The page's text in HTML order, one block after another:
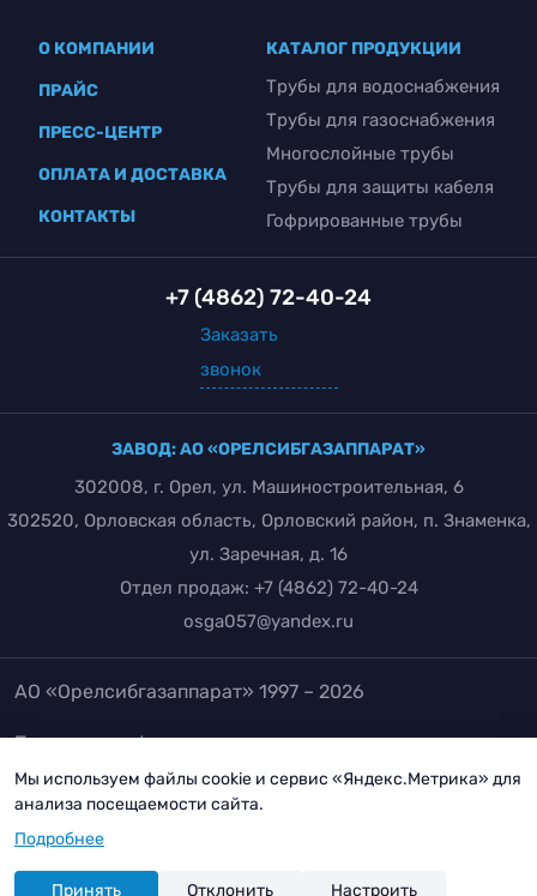
О КОМПАНИИ
ПРАЙС
ПРЕСС-ЦЕНТР
ОПЛАТА И ДОСТАВКА
КОНТАКТЫ
КАТАЛОГ ПРОДУКЦИИ
Трубы для водоснабжения
Трубы для газоснабжения
Многослойные трубы
Трубы для защиты кабеля
Гофрированные трубы
ЗАВОД: АО «ОРЕЛСИБГАЗАППАРАТ»
302008, г. Орел, ул. Машиностроительная, 6
302520, Орловская область, Орловский район, п. Знаменка,
ул. Заречная, д. 16
Отдел продаж: +7 (4862) 72-40-24
osga057@yandex.ru
+7 (4862) 72-40-24
Заказать
звонок
АО «Орелсибгазаппарат» 1997 – 2026
Политика конфиденциальности
Положение об обработке и защите персональных
данных
Согласие на обработку персональных данных
Разработка сайта:инфо-сити
Мы используем файлы cookie и сервис «Яндекс.Метрика» для
анализа посещаемости сайта.
Подробнее
Принять Отклонить Настроить